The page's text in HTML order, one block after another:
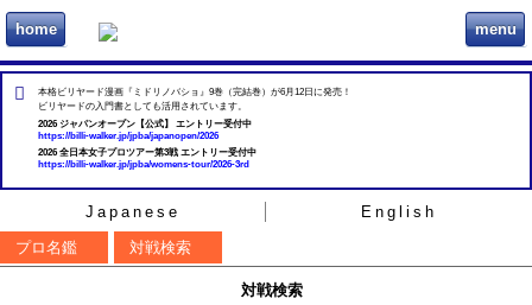
home ビリヲカ menu
本格ビリヤード漫画『ミドリノバショ』9巻（完結巻）が6月12日に発売！
ビリヤードの入門書としても活用されています。
2026 ジャパンオープン【公式】 エントリー受付中
https://billi-walker.jp/jpba/japanopen/2026
2026 全日本女子プロツアー第3戦 エントリー受付中
https://billi-walker.jp/jpba/womens-tour/2026-3rd
Japanese
English
プロ名鑑
対戦検索
対戦検索